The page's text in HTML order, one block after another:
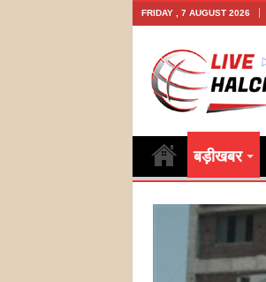
FRIDAY , 7 AUGUST 2026
बड़ीखबर